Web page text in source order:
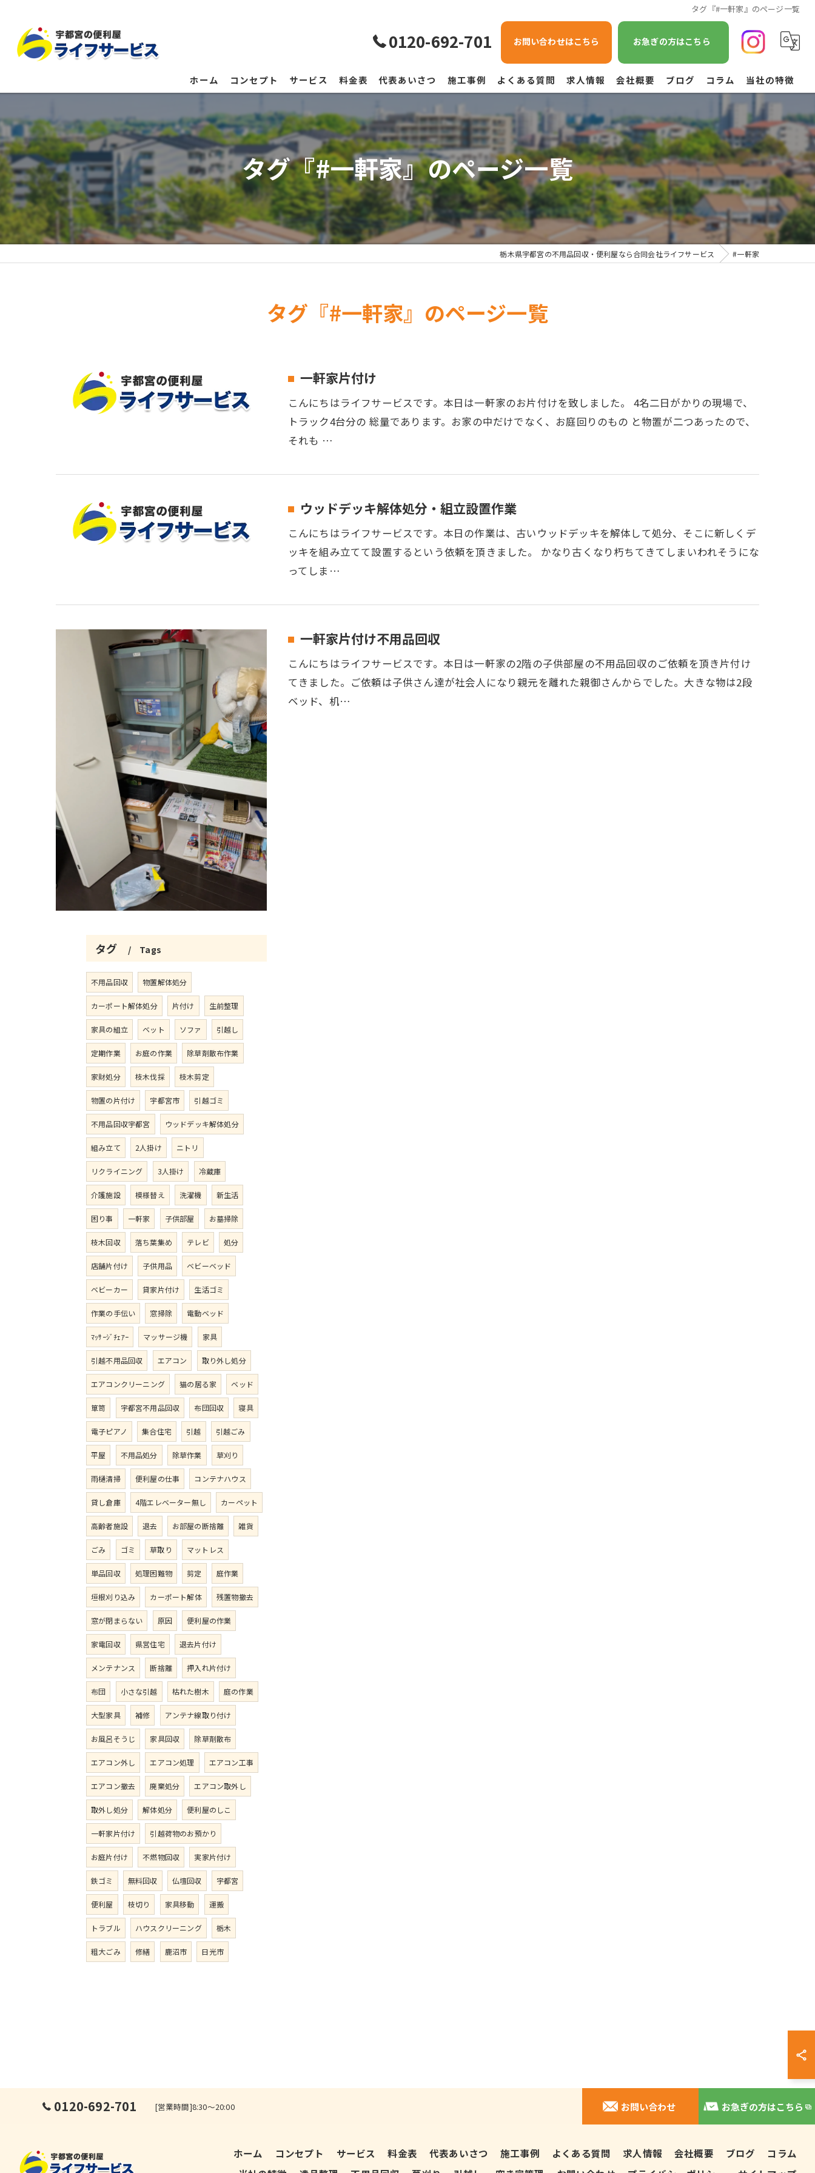
タグ『#一軒家』のページ一覧
0120-692-701 お問い合わせはこちら お急ぎの方はこちら
ホーム コンセプト サービス 料金表 代表あいさつ 施工事例 よくある質問 求人情報 会社概要 ブログ コラム 当社の特徴
遺品整理
不用品回収
草刈り
引越し
空き家管理
タグ『#一軒家』のページ一覧
栃木県宇都宮の不用品回収・便利屋なら合同会社ライフサービス #一軒家
タグ『#一軒家』のページ一覧
一軒家片付け
こんにちはライフサービスです。本日は一軒家のお片付けを致しました。 4名二日がかりの現場で、
トラック4台分の 総量であります。お家の中だけでなく、お庭回りのもの と物置が二つあったので、
それも …
ウッドデッキ解体処分・組立設置作業
こんにちはライフサービスです。本日の作業は、古いウッドデッキを解体して処分、そこに新しくデ
ッキを組み立てて設置するという依頼を頂きました。 かなり古くなり朽ちてきてしまいわれそうにな
ってしま…
一軒家片付け不用品回収
こんにちはライフサービスです。本日は一軒家の2階の子供部屋の不用品回収のご依頼を頂き片付け
てきました。ご依頼は子供さん達が社会人になり親元を離れた親御さんからでした。大きな物は2段
ベッド、机…
タグ Tags
不用品回収 物置解体処分
カーポート解体処分 片付け 生前整理
家具の組立 ベット ソファ 引越し
定期作業 お庭の作業 除草剤散布作業
家財処分 枝木伐採 枝木剪定
物置の片付け 宇都宮市 引越ゴミ
不用品回収宇都宮 ウッドデッキ解体処分
組み立て 2人掛け ニトリ
リクライニング 3人掛け 冷蔵庫
介護施設 模様替え 洗濯機 新生活
困り事 一軒家 子供部屋 お墓掃除
枝木回収 落ち葉集め テレビ 処分
店舗片付け 子供用品 ベビーベッド
ベビーカー 貸家片付け 生活ゴミ
作業の手伝い 窓掃除 電動ベッド
ﾏｯｻｰｼﾞﾁｪｱｰ マッサージ機 家具
引越不用品回収 エアコン 取り外し処分
エアコンクリーニング 猫の居る家 ベッド
箪笥 宇都宮不用品回収 布団回収 寝具
電子ピアノ 集合住宅 引越 引越ごみ
平屋 不用品処分 除草作業 草刈り
雨樋清掃 便利屋の仕事 コンテナハウス
貸し倉庫 4階エレベーター無し カーペット
高齢者施設 退去 お部屋の断捨離 雑貨
ごみ ゴミ 草取り マットレス
単品回収 処理困難物 剪定 庭作業
垣根刈り込み カーポート解体 残置物撤去
窓が閉まらない 原因 便利屋の作業
家電回収 県営住宅 退去片付け
メンテナンス 断捨離 押入れ片付け
布団 小さな引越 枯れた樹木 庭の作業
大型家具 補修 アンテナ線取り付け
お風呂そうじ 家具回収 除草剤散布
エアコン外し エアコン処理 エアコン工事
エアコン撤去 廃棄処分 エアコン取外し
取外し処分 解体処分 便利屋のしこ
一軒家片付け 引越荷物のお預かり
お庭片付け 不燃物回収 実家片付け
鉄ゴミ 無料回収 仏壇回収 宇都宮
便利屋 枝切り 家具移動 運搬
トラブル ハウスクリーニング 栃木
粗大ごみ 修繕 鹿沼市 日光市
0120-692-701 [営業時間]8:30～20:00 お問い合わせ お急ぎの方はこちら
ホーム コンセプト サービス 料金表 代表あいさつ 施工事例 よくある質問 求人情報 会社概要 ブログ
コラム